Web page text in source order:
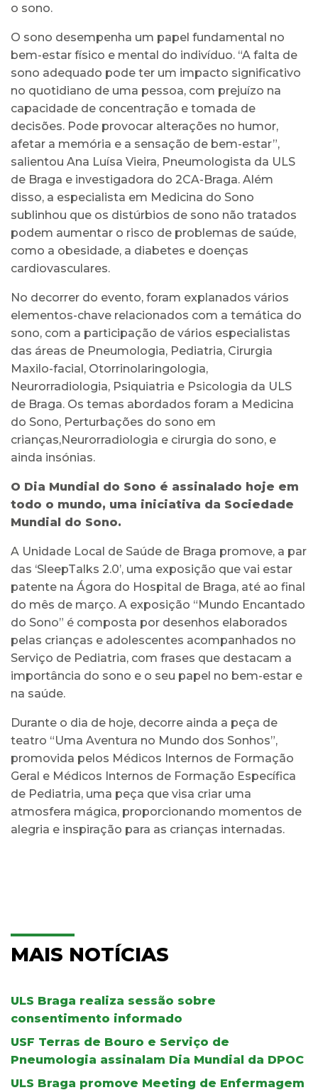
o sono.
O sono desempenha um papel fundamental no
bem-estar físico e mental do indivíduo. “A falta de
sono adequado pode ter um impacto significativo
no quotidiano de uma pessoa, com prejuízo na
capacidade de concentração e tomada de
decisões. Pode provocar alterações no humor,
afetar a memória e a sensação de bem-estar”,
salientou Ana Luísa Vieira, Pneumologista da ULS
de Braga e investigadora do 2CA-Braga. Além
disso, a especialista em Medicina do Sono
sublinhou que os distúrbios de sono não tratados
podem aumentar o risco de problemas de saúde,
como a obesidade, a diabetes e doenças
cardiovasculares.
No decorrer do evento, foram explanados vários
elementos-chave relacionados com a temática do
sono, com a participação de vários especialistas
das áreas de Pneumologia, Pediatria, Cirurgia
Maxilo-facial, Otorrinolaringologia,
Neurorradiologia, Psiquiatria e Psicologia da ULS
de Braga. Os temas abordados foram a Medicina
do Sono, Perturbações do sono em
crianças,Neurorradiologia e cirurgia do sono, e
ainda insónias.
O Dia Mundial do Sono é assinalado hoje em
todo o mundo, uma iniciativa da Sociedade
Mundial do Sono.
A Unidade Local de Saúde de Braga promove, a par
das ‘SleepTalks 2.0’, uma exposição que vai estar
patente na Ágora do Hospital de Braga, até ao final
do mês de março. A exposição “Mundo Encantado
do Sono” é composta por desenhos elaborados
pelas crianças e adolescentes acompanhados no
Serviço de Pediatria, com frases que destacam a
importância do sono e o seu papel no bem-estar e
na saúde.
Durante o dia de hoje, decorre ainda a peça de
teatro “Uma Aventura no Mundo dos Sonhos”,
promovida pelos Médicos Internos de Formação
Geral e Médicos Internos de Formação Específica
de Pediatria, uma peça que visa criar uma
atmosfera mágica, proporcionando momentos de
alegria e inspiração para as crianças internadas.
MAIS NOTÍCIAS
ULS Braga realiza sessão sobre
consentimento informado
USF Terras de Bouro e Serviço de
Pneumologia assinalam Dia Mundial da DPOC
ULS Braga promove Meeting de Enfermagem